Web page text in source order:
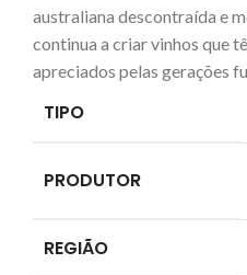
australiana descontraída e
continua a criar vinhos que
apreciados pelas gerações
TIPO
PRODUTOR
REGIÃO